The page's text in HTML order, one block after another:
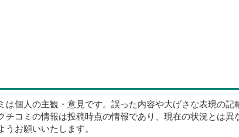
は個人の主観・意見です。誤った内容や大げさな表現の
チコミの情報は投稿時点の情報であり、現在の状況とは
うお願いいたします。